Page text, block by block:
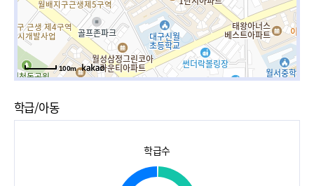
100m
학급/아동
학급수